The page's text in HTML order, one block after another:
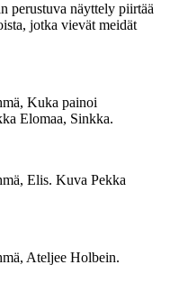
perustuva näyttely piirtää
jotka vievät meidät
Kuka painoi
Elomaa, Sinkka.
Elis. Kuva Pekka
Ateljee Holbein.